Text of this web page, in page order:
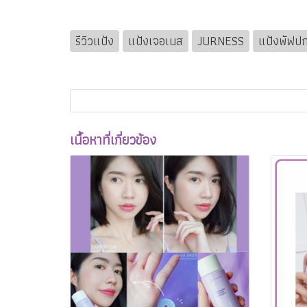
รีวิวแป้ง แป้งเจอเนส JURNESS แป้งพัฟป
เนื้อหาที่เกี่ยวข้อง